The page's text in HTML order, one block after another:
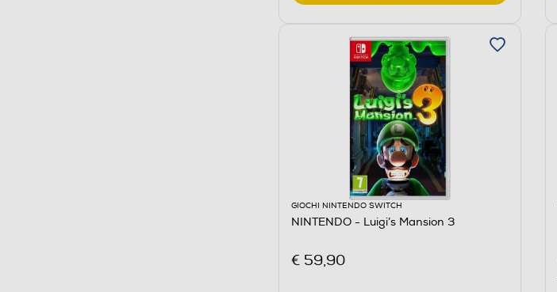
GIOCHI NINTENDO SWITCH
NINTENDO - Luigi’s Mansion 3
€ 59,90